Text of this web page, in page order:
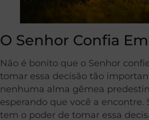
O Senhor Confia
Não é bonito que o Senhor
tomar essa decisão tão
nenhuma alma gêmea
esperando que você a encontre.
tem o poder de tomar essa